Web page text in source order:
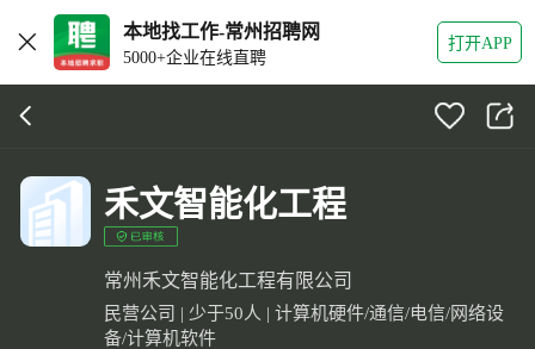
本地找工作-常州招聘网
5000+企业在线直聘
打开APP
禾文智能化工程
常州禾文智能化工程有限公司
民营公司 | 少于50人 | 计算机硬件/通信/电信/网络设
备/计算机软件